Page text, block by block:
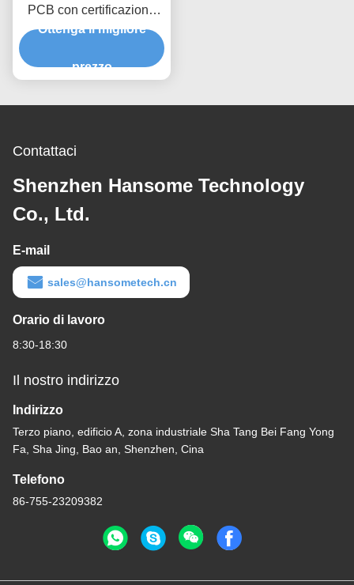
PCB con certificazione
CE e garanzia di nessuna
larghezze da 250 a 460
Ottenga il migliore
prezzo
Contattaci
Shenzhen Hansome Technology
Co., Ltd.
E-mail
sales@hansometech.cn
Orario di lavoro
8:30-18:30
Il nostro indirizzo
Indirizzo
Terzo piano, edificio A, zona industriale Sha Tang Bei Fang Yong
Fa, Sha Jing, Bao an, Shenzhen, Cina
Telefono
86-755-23209382